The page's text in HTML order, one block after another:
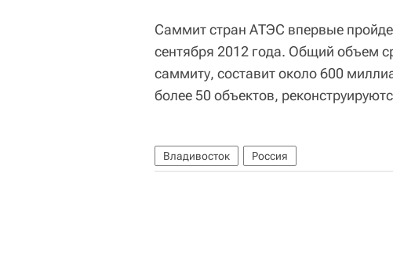
Саммит стран АТЭС впервые
сентября 2012 года. Общий объем
саммиту, составит около 600
более 50 объектов,
Владивосток Россия